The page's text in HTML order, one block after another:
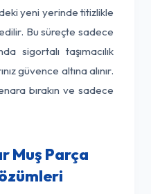
yeni yerinde titizlikle
Bu süreçte sadece
sigortalı taşımacılık
güvence altına alınır.
bırakın ve sadece
Muş Parça